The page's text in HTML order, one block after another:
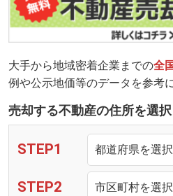
大手から地域密着企業までの全
例や公示地価等のデータを参考
売却する不動産の住所を選択
STEP1
STEP2